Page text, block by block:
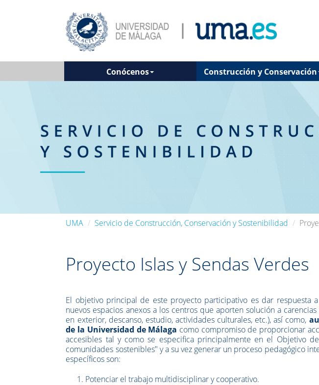
Conócenos Construcción y Conservación
UMA Servicio de Construcción, Conservación y Sostenibilidad
Proyecto Islas y Sendas Verdes
El objetivo principal de este proyecto participativo es dar respuesta
nuevos espacios anexos a los centros que aporten solución a
en exterior, descanso, estudio, actividades culturales, etc.), así como,
de la Universidad de Málaga como compromiso de proporcionar
accesibles tal y como se especifica principalmente en el Objetivo
comunidades sostenibles" y a su vez generar un proceso pedagógico
específicos son:
Potenciar el trabajo multidisciplinar y cooperativo.